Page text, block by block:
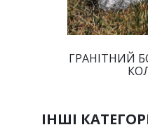
ГРАНІТНИЙ
ІНШІ